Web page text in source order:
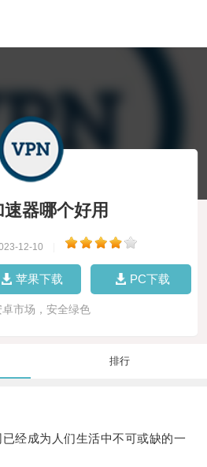
器哪个好用
12-10
苹果下载 PC下载
卓市场，安全绿色
排行
成为人们生活中不可或缺的一